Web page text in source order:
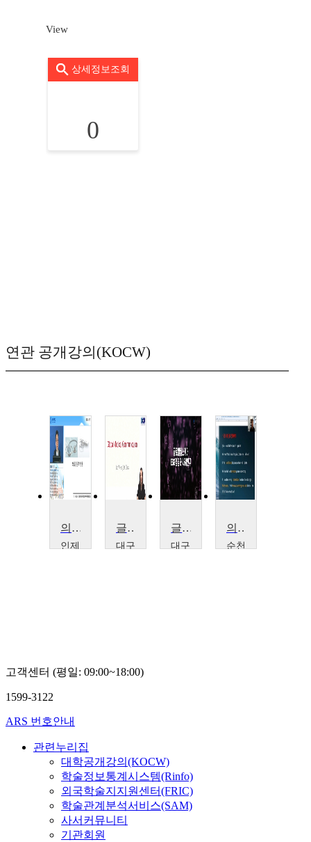
View
상세정보조회
0
연관 공개강의(KOCW)
의료관광론
인제
글로벌 메디컬 커뮤니케이션
대구
글로벌 헬스케어 ESG 경영과 사례연구
대구
의료관광영어
순천
고객센터 (평일: 09:00~18:00)
1599-3122
ARS 번호안내
관련누리집
대학공개강의(KOCW)
학술정보통계시스템(Rinfo)
외국학술지지원센터(FRIC)
학술관계분석서비스(SAM)
사서커뮤니티
기관회원